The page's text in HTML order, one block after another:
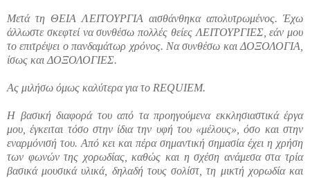
Μετά τη ΘΕΙΑ ΛΕΙΤΟΥΡΓΙΑ αισθάνθηκα απολυτρωμένος. Έχω
άλλωστε σκεφτεί να συνθέσω πολλές θείες ΛΕΙΤΟΥΡΓΙΕΣ, εάν μου
το επιτρέψει ο πανδαμάτωρ χρόνος. Να συνθέσω και ΔΟΞΟΛΟΓΙΑ,
ίσως και ΔΟΞΟΛΟΓΙΕΣ.
Ας μιλήσω όμως καλύτερα για το REQUIEM.
Η βασική διαφορά του από τα προηγούμενα εκκλησιαστικά έργα
μου, έγκειται τόσο στην ίδια την υφή του «μέλους», όσο και στην
εναρμόνισή του. Από κει και πέρα σημαντική σημασία έχει η χρήση
των φωνών της χορωδίας, καθώς και η σχέση ανάμεσα στα τρία
βασικά μουσικά υλικά, δηλαδή τους σολίστ, τη μικτή χορωδία και